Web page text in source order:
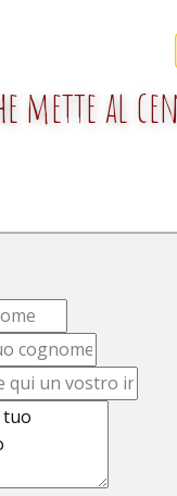
mette al